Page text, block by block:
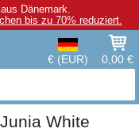
Dänemark.
bis zu 70% reduziert.
€ (EUR) 0,00 €
White